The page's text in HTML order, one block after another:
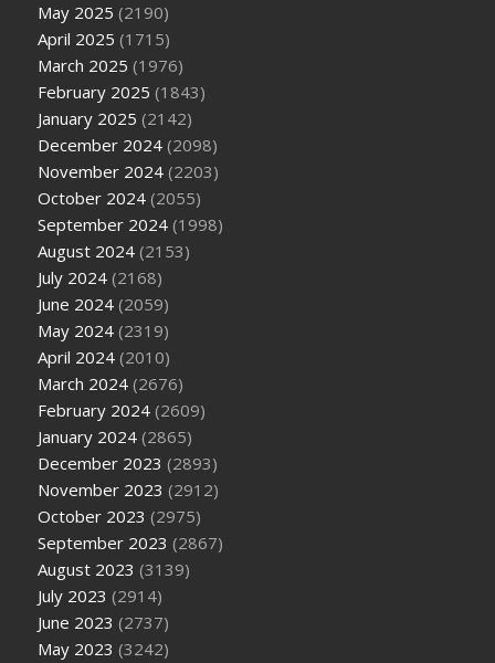
May 2025 (2190)
April 2025 (1715)
March 2025 (1976)
February 2025 (1843)
January 2025 (2142)
December 2024 (2098)
November 2024 (2203)
October 2024 (2055)
September 2024 (1998)
August 2024 (2153)
July 2024 (2168)
June 2024 (2059)
May 2024 (2319)
April 2024 (2010)
March 2024 (2676)
February 2024 (2609)
January 2024 (2865)
December 2023 (2893)
November 2023 (2912)
October 2023 (2975)
September 2023 (2867)
August 2023 (3139)
July 2023 (2914)
June 2023 (2737)
May 2023 (3242)